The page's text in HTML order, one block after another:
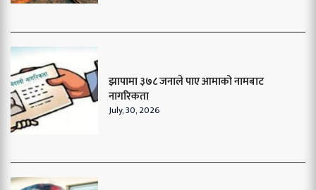
झापामा ३७८ जनाले पाए आमाको नामबाट
नागरिकता
July, 30, 2026